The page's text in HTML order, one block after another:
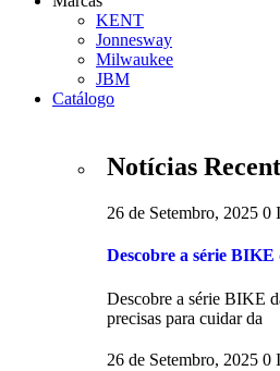
KENT
Jonnesway
Milwaukee
JBM
Catálogo
Notícias
26 de Setembro, 2025 0
Descobre a série
Descobre a série BIKE
precisas para cuidar da
26 de Setembro, 2025 0